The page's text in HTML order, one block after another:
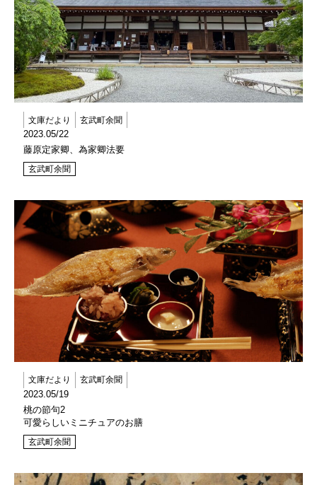
文庫だより 玄武町余聞
2023.05/22
藤原定家卿、為家卿法要
玄武町余聞
文庫だより 玄武町余聞
2023.05/19
桃の節句2
可愛らしいミニチュアのお膳
玄武町余聞